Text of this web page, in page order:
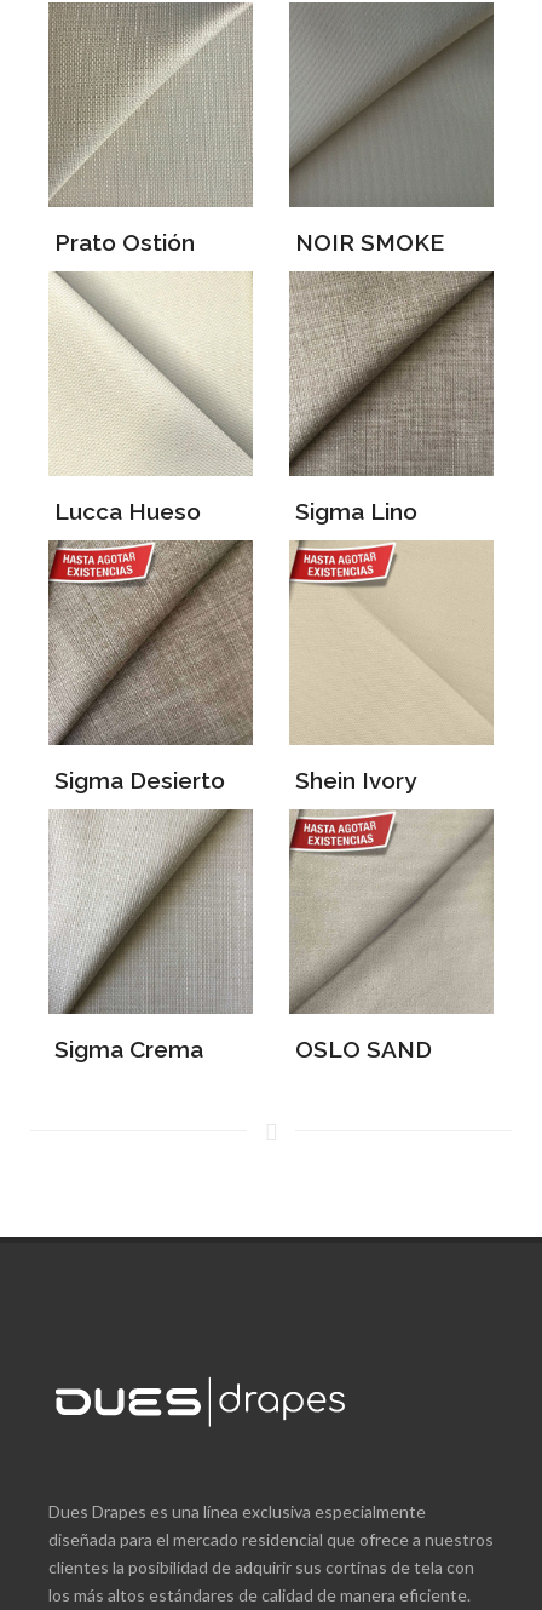
Prato Ostión NOIR SMOKE
Lucca Hueso Sigma Lino
Sigma Desierto Shein Ivory
Sigma Crema OSLO SAND
Dues Drapes es una línea exclusiva especialmente
diseñada para el mercado residencial que ofrece a nuestros
clientes la posibilidad de adquirir sus cortinas de tela con
los más altos estándares de calidad de manera eficiente.